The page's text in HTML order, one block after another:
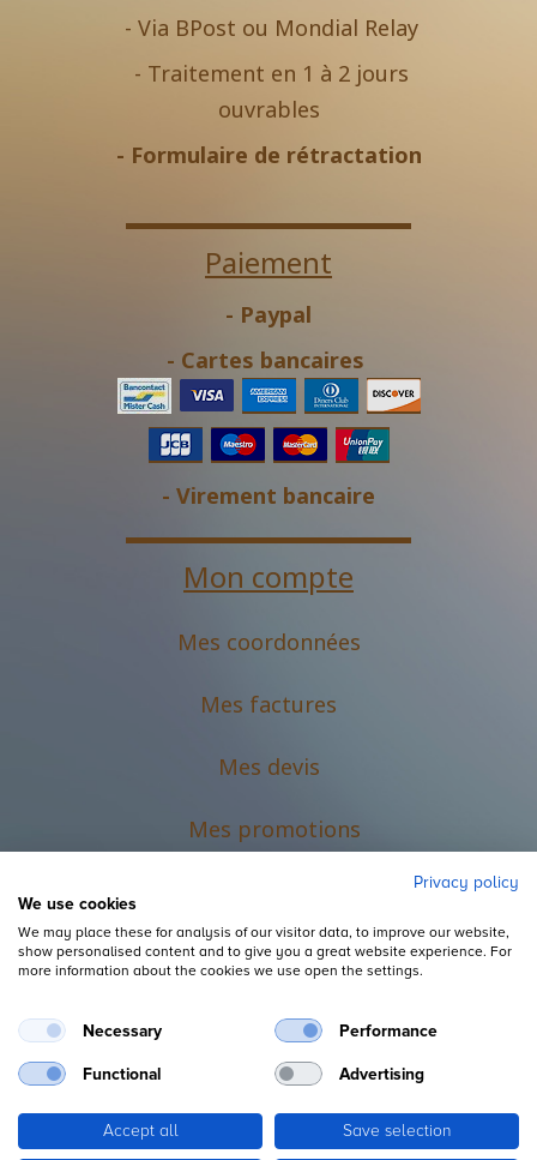
- Via BPost ou Mondial Relay
- Traitement en 1 à 2 jours
ouvrables
- Formulaire de rétractation
Paiement
- Paypal
- Cartes bancaires
- Virement bancaire
Mon compte
Mes coordonnées
Mes factures
Mes devis
Mes promotions
Mentions légales
Privacy policy
We use cookies
We may place these for analysis of our visitor data, to improve our website,
show personalised content and to give you a great website experience. For
more information about the cookies we use open the settings.
Necessary Performance
Functional Advertising
Accept all Save selection